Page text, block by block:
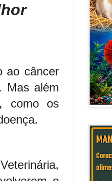
ao câncer
Mas além
como os